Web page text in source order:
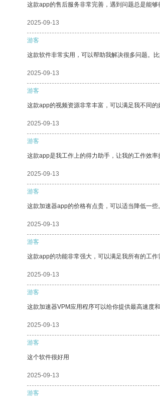
这款app的售后服务非常完善，遇到问题总是能够
2025-09-13
游客
这款软件非常实用，可以帮助我解决很多问题。
2025-09-13
游客
这款app的视频资源非常丰富，可以满足我不同的
2025-09-13
游客
这款app是我工作上的得力助手，让我的工作效
2025-09-13
游客
这款加速器app的价格有点贵，可以适当降低一
2025-09-13
游客
这款app的功能非常强大，可以满足我所有的工作
2025-09-13
游客
这款加速器VPM应用程序可以给你提供最高速度
2025-09-13
游客
这个软件很好用
2025-09-13
游客